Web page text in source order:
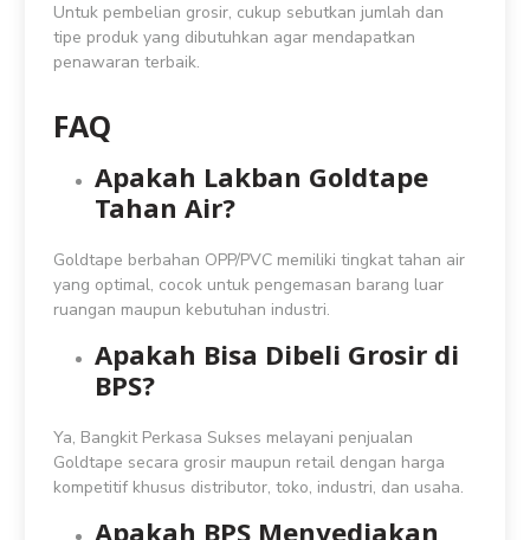
Untuk pembelian grosir, cukup sebutkan jumlah dan
tipe produk yang dibutuhkan agar mendapatkan
penawaran terbaik.
FAQ
Apakah Lakban Goldtape
Tahan Air?
Goldtape berbahan OPP/PVC memiliki tingkat tahan air
yang optimal, cocok untuk pengemasan barang luar
ruangan maupun kebutuhan industri.
Apakah Bisa Dibeli Grosir di
BPS?
Ya, Bangkit Perkasa Sukses melayani penjualan
Goldtape secara grosir maupun retail dengan harga
kompetitif khusus distributor, toko, industri, dan usaha.
Apakah BPS Menyediakan